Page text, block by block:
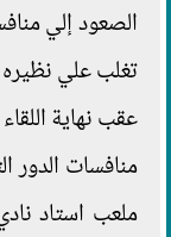
الصعود إلي منافسات
تغلب علي
عقب نهاية
منافسات الدور
ملعب استاد